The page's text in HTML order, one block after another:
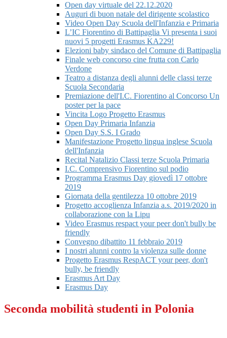
Open day virtuale del 22.12.2020
Auguri di buon natale del dirigente scolastico
Video Open Day Scuola dell'Infanzia e Primaria
L’IC Fiorentino di Battipaglia Vi presenta i suoi
nuovi 5 progetti Erasmus KA229!​
Elezioni baby sindaco del Comune di Battipaglia
Finale web concorso cine frutta con Carlo
Verdone
Teatro a distanza degli alunni delle classi terze
Scuola Secondaria
Premiazione dell'I.C. Fiorentino al Concorso Un
poster per la pace
Vincita Logo Progetto Erasmus
Open Day Primaria Infanzia
Open Day S.S. I Grado
Manifestazione Progetto lingua inglese Scuola
dell'Infanzia
Recital Natalizio Classi terze Scuola Primaria
I.C. Comprensivo Fiorentino sul podio
Programma Erasmus Day giovedì 17 ottobre
2019
Giornata della gentilezza 10 ottobre 2019
Progetto accoglienza Infanzia a.s. 2019/2020 in
collaborazione con la Lipu
Video Erasmus respact your peer don't bully be
friendly
Convegno dibattito 11 febbraio 2019
I nostri alunni contro la violenza sulle donne
Progetto Erasmus RespACT your peer, don't
bully, be friendly
Erasmus Art Day
Erasmus Day
Seconda mobilità studenti in Polonia